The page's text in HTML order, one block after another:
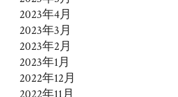
2023年4月
2023年3月
2023年2月
2023年1月
2022年12月